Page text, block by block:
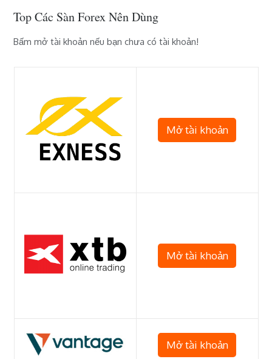
Top Các Sàn Forex Nên Dùng
Bấm mở tài khoản nếu bạn chưa có tài khoản!
Mở tài khoản
Mở tài khoản
Mở tài khoản